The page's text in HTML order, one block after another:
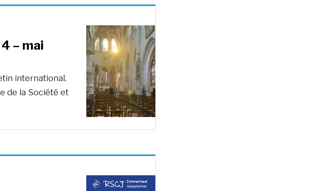
– mai
international,
de la Société et